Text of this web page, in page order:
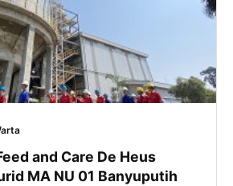
and Care De Heus
MA NU 01 Banyuputih